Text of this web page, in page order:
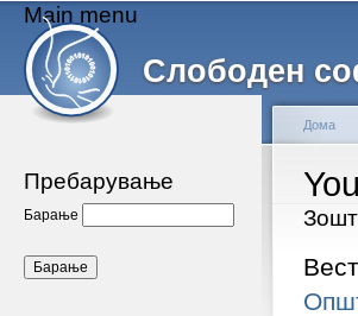
Слободен
Main menu
Пребарување
Барање
Дома